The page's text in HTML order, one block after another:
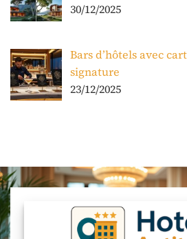
30/12/2025
Bars d’hôtels avec
signature
23/12/2025